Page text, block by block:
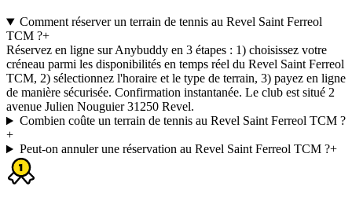
Comment réserver un terrain de tennis au Revel Saint Ferreol
TCM ?+
Réservez en ligne sur Anybuddy en 3 étapes : 1) choisissez votre
créneau parmi les disponibilités en temps réel du Revel Saint Ferreol
TCM, 2) sélectionnez l'horaire et le type de terrain, 3) payez en ligne
de manière sécurisée. Confirmation instantanée. Le club est situé 2
avenue Julien Nouguier 31250 Revel.
Combien coûte un terrain de tennis au Revel Saint Ferreol TCM ?
+
Peut-on annuler une réservation au Revel Saint Ferreol TCM ?+